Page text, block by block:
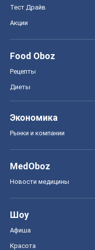
Тест Драйв
Акции
Food Oboz
Рецепты
Диеты
Экономика
Рынки и компании
MedOboz
Новости медицины
Шоу
Афиша
Красота